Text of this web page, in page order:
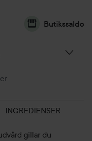
Butikssaldo
INGREDIENSER
gillar du